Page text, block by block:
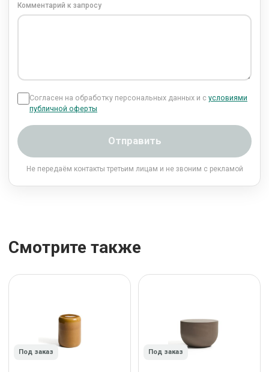
Комментарий к запросу
Согласен на обработку персональных данных и с условиями
публичной оферты
Отправить
Не передаём контакты третьим лицам и не звоним с рекламой
Смотрите также
Под заказ Под заказ